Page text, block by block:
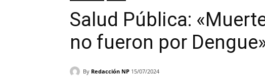
Salud Pública:
no fueron por
By Redacción NP 15/07/2024